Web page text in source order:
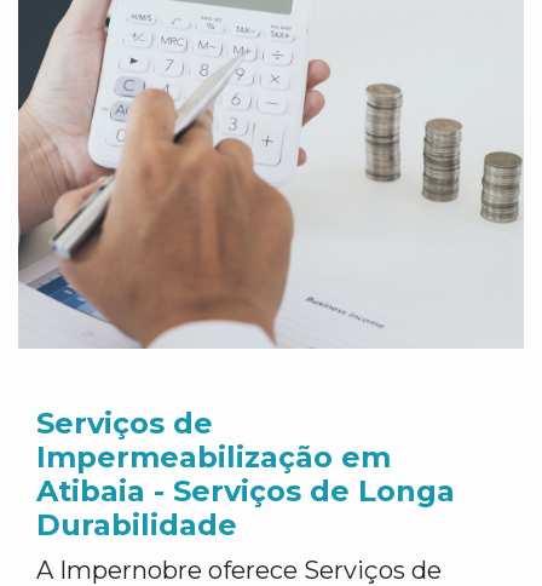
Serviços de
Impermeabilização em
Atibaia - Serviços de Longa
Durabilidade
A Impernobre oferece Serviços de